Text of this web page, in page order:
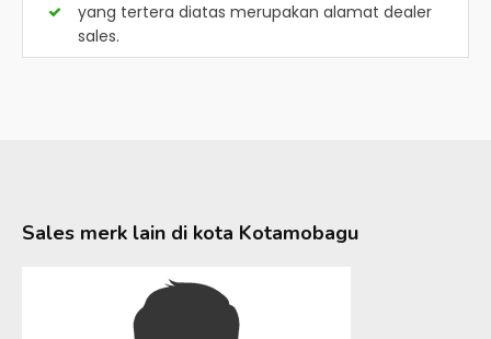
yang tertera diatas merupakan alamat dealer
sales.
Sales merk lain di kota Kotamobagu